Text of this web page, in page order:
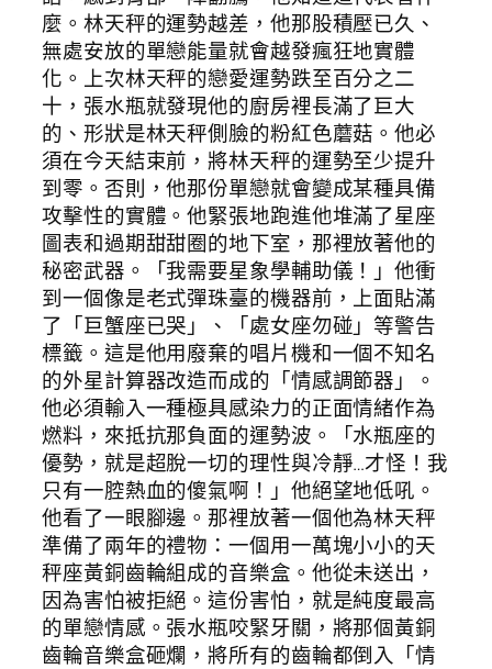
麼。林天秤的運勢越差，他那股積壓已久、
無處安放的單戀能量就會越發瘋狂地實體
化。上次林天秤的戀愛運勢跌至百分之二
十，張水瓶就發現他的廚房裡長滿了巨大
的、形狀是林天秤側臉的粉紅色蘑菇。他必
須在今天結束前，將林天秤的運勢至少提升
到零。否則，他那份單戀就會變成某種具備
攻擊性的實體。他緊張地跑進他堆滿了星座
圖表和過期甜甜圈的地下室，那裡放著他的
秘密武器。「我需要星象學輔助儀！」他衝
到一個像是老式彈珠臺的機器前，上面貼滿
了「巨蟹座已哭」、「處女座勿碰」等警告
標籤。這是他用廢棄的唱片機和一個不知名
的外星計算器改造而成的「情感調節器」。
他必須輸入一種極具感染力的正面情緒作為
燃料，來抵抗那負面的運勢波。「水瓶座的
優勢，就是超脫一切的理性與冷靜…才怪！我
只有一腔熱血的傻氣啊！」他絕望地低吼。
他看了一眼腳邊。那裡放著一個他為林天秤
準備了兩年的禮物：一個用一萬塊小小的天
秤座黃銅齒輪組成的音樂盒。他從未送出，
因為害怕被拒絕。這份害怕，就是純度最高
的單戀情感。張水瓶咬緊牙關，將那個黃銅
齒輪音樂盒砸爛，將所有的齒輪都倒入「情